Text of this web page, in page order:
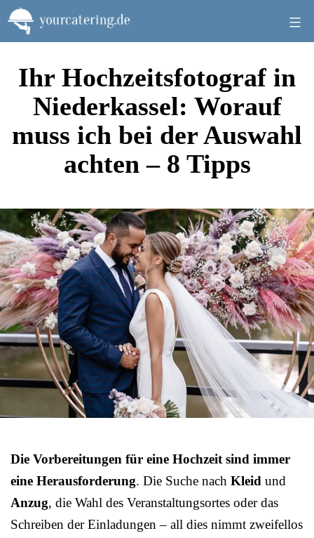
Zum
Inhalt
springen
Ihr Hochzeitsfotograf in
Niederkassel: Worauf
muss ich bei der Auswahl
achten – 8 Tipps
Die Vorbereitungen für eine Hochzeit sind immer
eine Herausforderung. Die Suche nach Kleid und
Anzug, die Wahl des Veranstaltungsortes oder das
Schreiben der Einladungen – all dies nimmt zweifellos